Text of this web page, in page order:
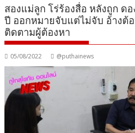
สองแม่ลูก โร่ร้องสื่อ หลังถูก ด
ปี ออกหมายจับแต่ไม่จับ อ้างต้อ
ติดตามผู้ต้องหา
05/08/2022 @puthainews